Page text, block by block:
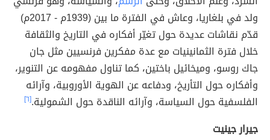
ولد في بلغاريا، وعاش في الفترة ما بين (1939م - 2017م)
قدّم نقاشات عديدة حول تغيّر أفكاره في التاريخ والثقافة
خلال فترة الثمانينيات مع عدة مفكرين فرنسيين مثل جان
جاك روسو، وميخائيل باختين، كما تناول مفهومه عن التنوير،
وأفكاره حول التأريخ، ودفاعه عن الهوية الأوروبية، وآرائه
الفلسفية حول السياسة، وآرائه الناقدة حول الشمولية.[٦]
جيرار جينيت